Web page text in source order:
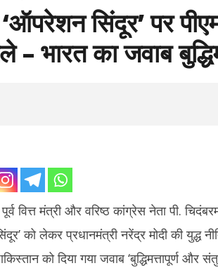
सिंदूर’ पर
– भारत का जवाब
पूर्व वित्त मंत्री और वरिष्ठ कांग्रेस नेता पी.
को लेकर प्रधानमंत्री नरेंद्र मोदी की युद्ध
को दिया गया जवाब ‘बुद्धिमत्तापूर्ण